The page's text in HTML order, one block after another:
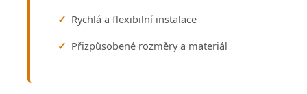
Rychlá a flexibilní instalace
Přizpůsobené rozměry a materiál